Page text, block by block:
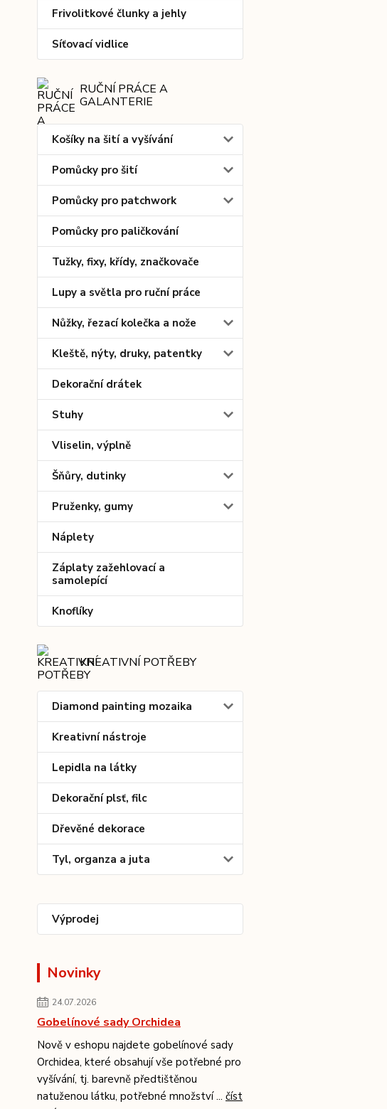
Frivolitkové člunky a jehly
Síťovací vidlice
RUČNÍ PRÁCE A
GALANTERIE
Košíky na šití a vyšívání
Pomůcky pro šití
Pomůcky pro patchwork
Pomůcky pro paličkování
Tužky, fixy, křídy, značkovače
Lupy a světla pro ruční práce
Nůžky, řezací kolečka a nože
Kleště, nýty, druky, patentky
Dekorační drátek
Stuhy
Vliselin, výplně
Šňůry, dutinky
Pruženky, gumy
Náplety
Záplaty zažehlovací a
samolepící
Knoflíky
KREATIVNÍ POTŘEBY
Diamond painting mozaika
Kreativní nástroje
Lepidla na látky
Dekorační plsť, filc
Dřevěné dekorace
Tyl, organza a juta
Výprodej
Novinky
24.07.2026
Gobelínové sady Orchidea
Nově v eshopu najdete gobelínové sady
Orchidea, které obsahují vše potřebné pro
vyšívání, tj. barevně předtištěnou
natuženou látku, potřebné množství ... číst